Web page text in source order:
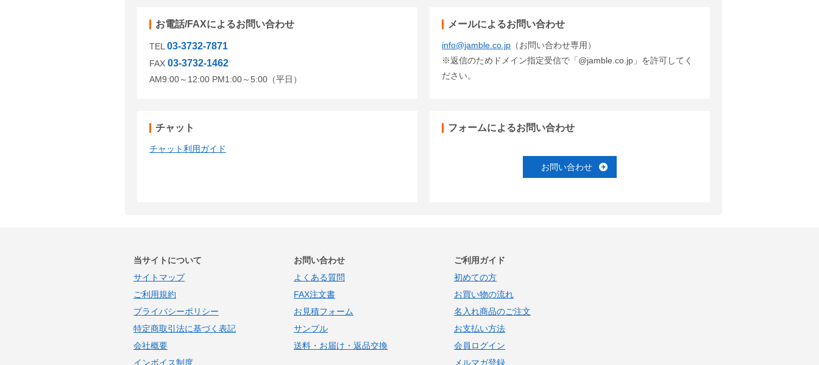
お電話/FAXによるお問い合わせ
TEL 03-3732-7871
FAX 03-3732-1462
AM9:00～12:00 PM1:00～5:00（平日）
メールによるお問い合わせ
info@jamble.co.jp （お問い合わせ専用）
※返信のためドメイン指定受信で「@jamble.co.jp」を許可してく
ださい。
チャット
チャット利用ガイド
フォームによるお問い合わせ
お問い合わせ
当サイトについて
サイトマップ
ご利用規約
プライバシーポリシー
特定商取引法に基づく表記
会社概要
インボイス制度
お問い合わせ
よくある質問
FAX注文書
お見積フォーム
サンプル
送料・お届け・返品交換
ご利用ガイド
初めての方
お買い物の流れ
名入れ商品のご注文
お支払い方法
会員ログイン
メルマガ登録